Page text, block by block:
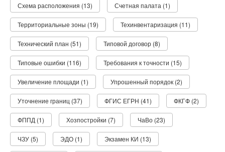
Схема расположения (13) Счетная палата (1)
Территориальные зоны (19) Техинвентаризация (11)
Технический план (51) Типовой договор (8)
Типовые ошибки (116) Требования к точности (15)
Увеличение площади (1) Упрошенный порядок (2)
Уточнение границ (37) ФГИС ЕГРН (41) ФКГФ (2)
ФППД (1) Хозпостройки (7) ЧаВо (23)
ЧЗУ (5) ЭДО (1) Экзамен КИ (13)